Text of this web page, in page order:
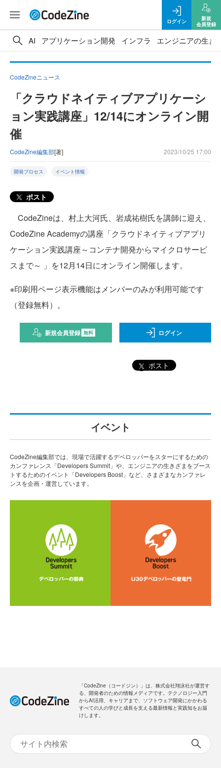
ログイン
新規
会員登録
AI アプリケーション開発 インフラ エンジニアの生き
CodeZineニュース
「クラウドネイティブアプリケーシ
ョン実践講座」12/14にオンライン開
催
CodeZine編集部[著] 2023/10/25 17:00
開発プロセス イベント情報
ポスト
CodeZineは、村上大河氏、岩成祐樹氏を講師に迎え、
CodeZine Academyの講座「クラウドネイティブアプリ
ケーション実践講座～コンテナ開発からマイクロサービ
スまで～ 」を12月14日にオンライン開催します。
※印刷用ページ表示機能はメンバーのみが利用可能です
（登録無料）。
新規会員登録 無料 ログイン
ポスト
イベント
CodeZine編集部では、現場で活躍するデベロッパーをスターにするための
カンファレンス「Developers Summit」や、エンジニアの生きざまをブース
トするためのイベント「Developers Boost」など、さまざまなカンファレ
ンスを企画・運営しています。
「CodeZine（コードジン）」は、株式会社翔泳社が運営す
る、開発者のための情報メディアです。テクノロジー入門
からAI活用、キャリアまで、ソフトウェア開発にかかわる
すべての人の学びと成長を支える最新情報と実践知をお届
けします。